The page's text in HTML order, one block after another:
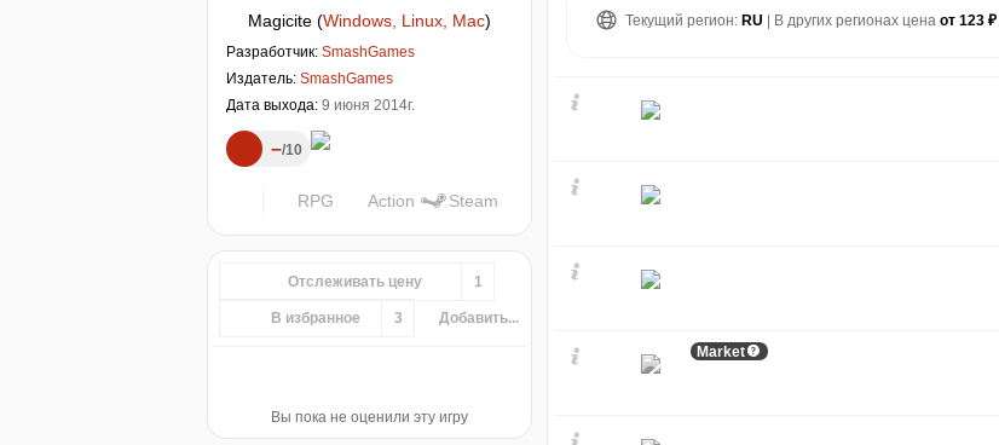
Magicite (Windows, Linux, Mac)
Разработчик: SmashGames
Издатель: SmashGames
Дата выхода: 9 июня 2014г.
– 10
RPG Action Steam
Отслеживать цену 1
В избранное 3 Добавить...
Вы пока не оценили эту игру
Текущий регион: RU | В других регионах цена от 123 ₽
Market